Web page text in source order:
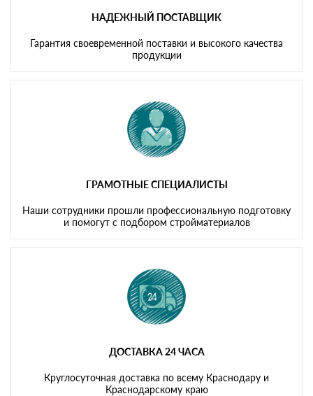
НАДЕЖНЫЙ ПОСТАВЩИК
Гарантия своевременной поставки и высокого качества
продукции
ГРАМОТНЫЕ СПЕЦИАЛИСТЫ
Наши сотрудники прошли профессиональную подготовку
и помогут с подбором стройматериалов
ДОСТАВКА 24 ЧАСА
Круглосуточная доставка по всему Краснодару и
Краснодарскому краю